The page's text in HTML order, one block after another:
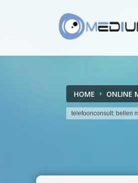
HOME ONLINE
telefoonconsult: bellen